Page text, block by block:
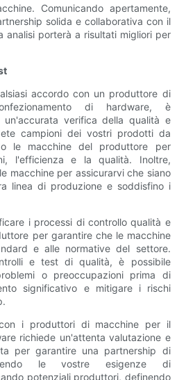
Comunicando apertamente,
solida e collaborativa con il
analisi porterà a risultati migliori per
accordo con un produttore di
di hardware, è
un'accurata verifica della qualità e
campioni dei vostri prodotti da
le macchine del produttore per
l'efficienza e la qualità. Inoltre,
macchine per assicurarvi che siano
linea di produzione e soddisfino i
i processi di controllo qualità e
per garantire che le macchine
e alle normative del settore.
e test di qualità, è possibile
o preoccupazioni prima di
significativo e mitigare i rischi
i produttori di macchine per il
richiede un'attenta valutazione e
per garantire una partnership di
le vostre esigenze di
potenziali produttori, definendo